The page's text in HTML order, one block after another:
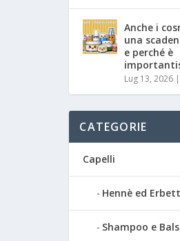
Anche i
una
e perché è
Lug 13, 2026 |
CATEGORIE
Capelli
Hennè ed
Shampoo e